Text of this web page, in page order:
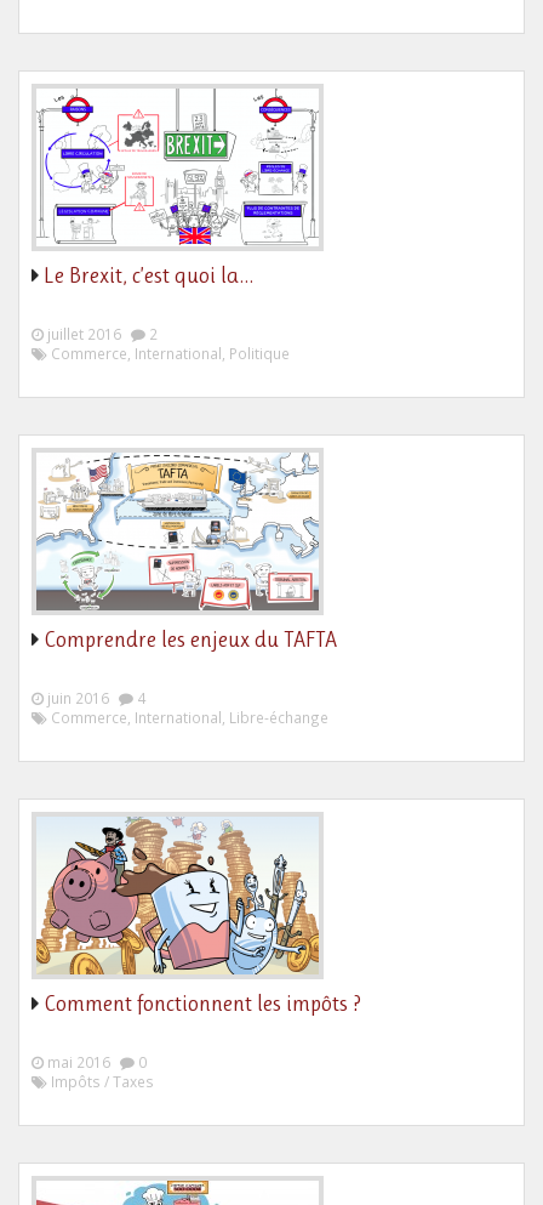
Le Brexit, c’est quoi la…
juillet 2016
2
Commerce, International, Politique
Comprendre les enjeux du TAFTA
juin 2016
4
Commerce, International, Libre-échange
Comment fonctionnent les impôts ?
mai 2016
0
Impôts / Taxes